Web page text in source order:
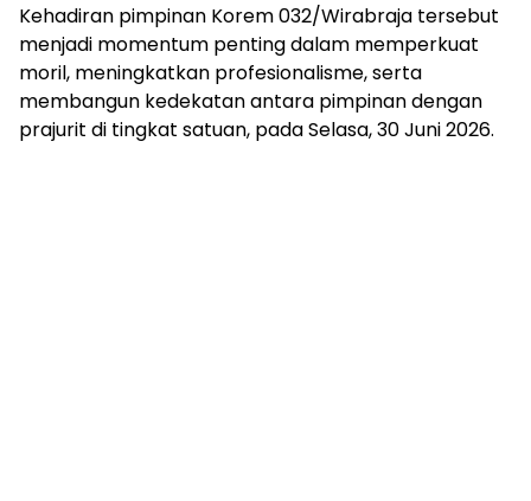
Kehadiran pimpinan Korem 032/Wirabraja tersebut
menjadi momentum penting dalam memperkuat
moril, meningkatkan profesionalisme, serta
membangun kedekatan antara pimpinan dengan
prajurit di tingkat satuan, pada Selasa, 30 Juni 2026.